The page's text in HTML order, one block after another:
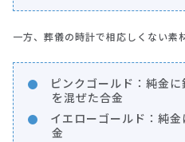
一方、葬儀の時計で相応しくない素
ピンクゴールド：純金
を混ぜた合金
イエローゴールド：純
金